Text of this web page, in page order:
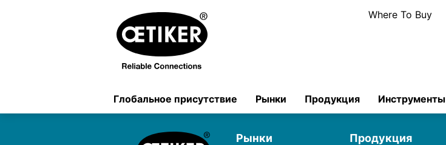
Where To Buy
Глобальное присутствие Рынки Продукция Инструменты
Рынки Продукция